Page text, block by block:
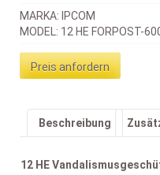
MARKA: IPCOM
MODEL: 12 HE FORPOST-
Preis anfordern
Beschreibung
12 HE